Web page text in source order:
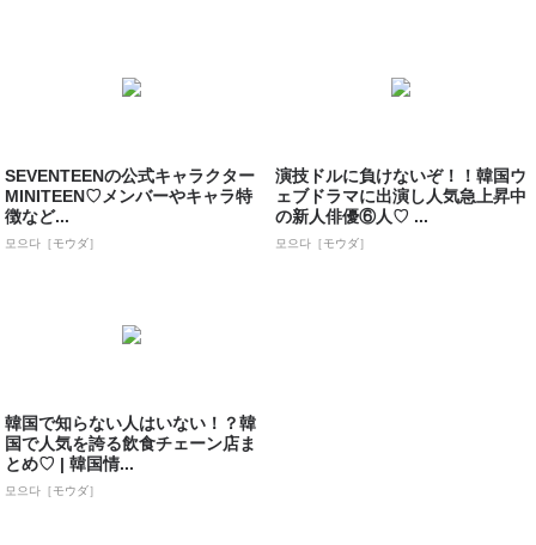
SEVENTEENの公式キャラクター
MINITEEN♡メンバーやキャラ特
徴など...
모으다［モウダ］
演技ドルに負けないぞ！！韓国ウ
ェブドラマに出演し人気急上昇中
の新人俳優⑥人♡ ...
모으다［モウダ］
韓国で知らない人はいない！？韓
国で人気を誇る飲食チェーン店ま
とめ♡ | 韓国情...
모으다［モウダ］